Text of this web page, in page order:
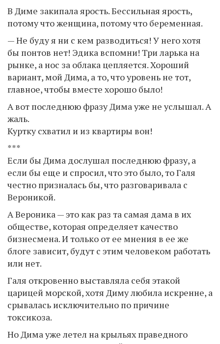
В Диме закипала ярость. Бессильная ярость,
потому что женщина, потому что беременная.
— Не буду я ни с кем разводиться! У него хотя
бы понтов нет! Эдика вспомни! Три ларька на
рынке, а нос за облака цепляется. Хороший
вариант, мой Дима, а то, что уровень не тот,
главное, чтобы вместе хорошо было!
А вот последнюю фразу Дима уже не услышал. А
жаль.
Куртку схватил и из квартиры вон!
***
Если бы Дима дослушал последнюю фразу, а
если бы еще и спросил, что это было, то Галя
честно призналась бы, что разговаривала с
Вероникой.
А Вероника — это как раз та самая дама в их
обществе, которая определяет качество
бизнесмена. И только от ее мнения в ее же
блоге зависит, будут с этим человеком работать
или нет.
Галя откровенно выставляла себя этакой
царицей морской, хотя Диму любила искренне, а
срывалась исключительно по причине
токсикоза.
Но Дима уже летел на крыльях праведного